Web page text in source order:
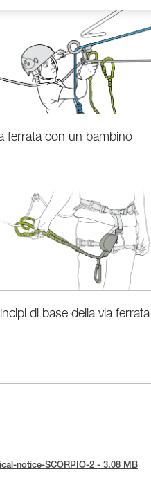
ferrata con un bambino
di base della via ferrata
notice-SCORPIO-2 - 3.08 MB